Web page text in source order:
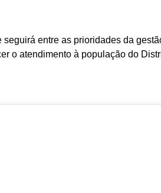
entre as prioridades da
o atendimento à população do